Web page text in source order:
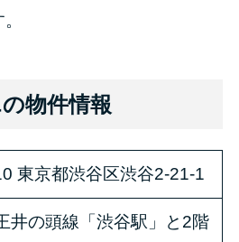
物件情報
東京都渋谷区渋谷2-21-1
井の頭線「渋谷駅」と2階